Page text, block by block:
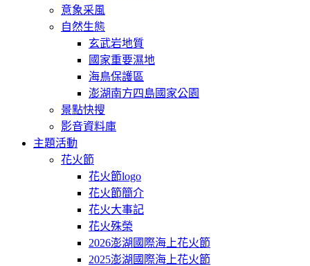
意象采風
自然生態
玄武岩地質
國家重要濕地
海鳥保護區
澎湖南方四島國家公園
景點快搜
影音資料庫
主題活動
花火節
花火節logo
花火節簡介
花火大事記
花火殊榮
2026澎湖國際海上花火節
2025澎湖國際海上花火節